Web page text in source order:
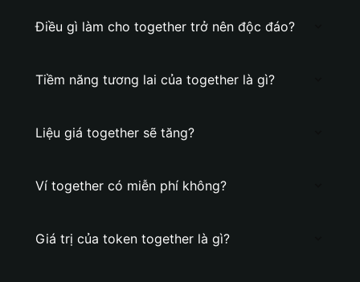
Điều gì làm cho together trở nên độc đáo?
Tiềm năng tương lai của together là gì?
Liệu giá together sẽ tăng?
Ví together có miễn phí không?
Giá trị của token together là gì?